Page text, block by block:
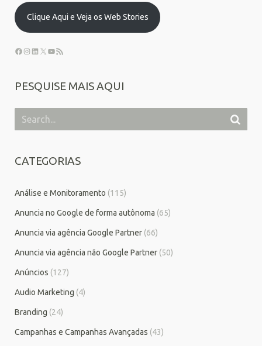
Clique Aqui e Veja os Web Stories
PESQUISE MAIS AQUI
CATEGORIAS
Análise e Monitoramento (115)
Anuncia no Google de forma autônoma (65)
Anuncia via agência Google Partner (66)
Anuncia via agência não Google Partner (50)
Anúncios (127)
Audio Marketing (4)
Branding (24)
Campanhas e Campanhas Avançadas (43)